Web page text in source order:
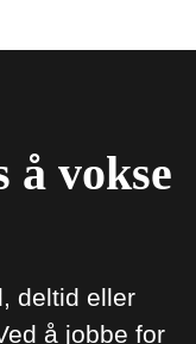
å vokse
deltid eller
å jobbe for